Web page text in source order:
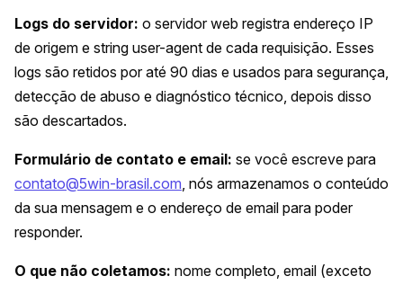
Logs do servidor: o servidor web registra endereço IP
de origem e string user-agent de cada requisição. Esses
logs são retidos por até 90 dias e usados para segurança,
detecção de abuso e diagnóstico técnico, depois disso
são descartados.
Formulário de contato e email: se você escreve para
contato@5win-brasil.com, nós armazenamos o conteúdo
da sua mensagem e o endereço de email para poder
responder.
O que não coletamos: nome completo, email (exceto